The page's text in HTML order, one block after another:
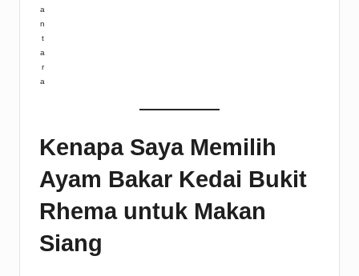
a
n
t
a
r
a
Kenapa Saya Memilih
Ayam Bakar Kedai Bukit
Rhema untuk Makan
Siang